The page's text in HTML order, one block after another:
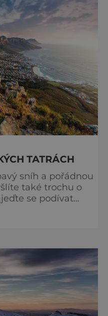
TATRÁCH
sníh a pořádnou
také trochu o
se podívat
Brankovského
60 metrů a je